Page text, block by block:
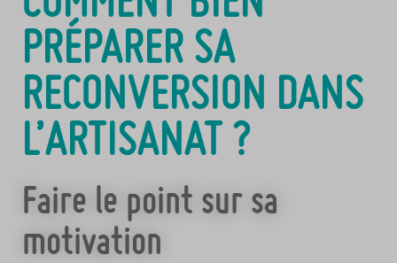
PRÉPARER SA
RECONVERSION DANS
L’ARTISANAT ?
Faire le point sur sa
motivation